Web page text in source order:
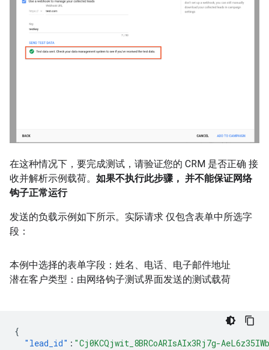
在这种情况下，要完成测试，请验证您的 CRM 是否正确 接
收并解析示例载荷。 如果不执行此步骤， 并不能保证网络
钩子正常运行
发送的负载示例如下所示。实际请求 仅包含表单中所选字
段：
本例中选择的表单字段：姓名、电话、电子邮件地址
潜在客户类型：由网络钩子测试界面发送的测试载荷
{
"lead_id" : "Cj0KCQjwit_8BRCoARIsAIx3Rj7g-